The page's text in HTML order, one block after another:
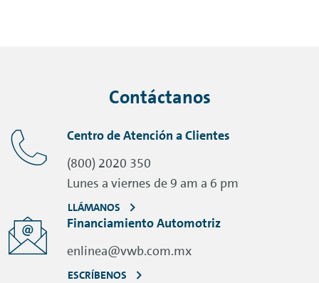
Contáctanos
Centro de Atención a Clientes
(800) 2020 350
Lunes a viernes de 9 am a 6 pm
LLÁMANOS
Financiamiento Automotriz
enlinea@vwb.com.mx
ESCRÍBENOS